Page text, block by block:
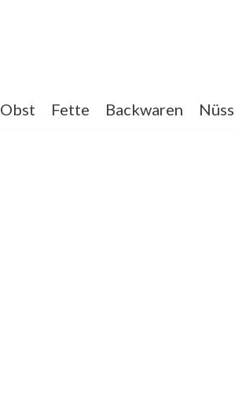
Obst Fette Backwaren